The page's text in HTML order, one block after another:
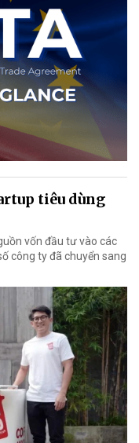
tiêu dùng
vốn đầu tư vào các
công ty đã chuyển sang